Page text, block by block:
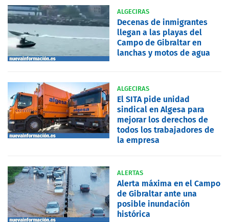
ALGECIRAS
Decenas de inmigrantes
llegan a las playas del
Campo de Gibraltar en
lanchas y motos de agua
ALGECIRAS
El SITA pide unidad
sindical en Algesa para
mejorar los derechos de
todos los trabajadores de
la empresa
ALERTAS
Alerta máxima en el Campo
de Gibraltar ante una
posible inundación
histórica